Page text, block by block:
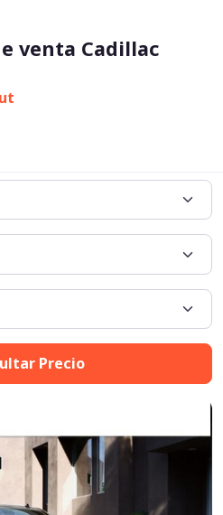
venta Cadillac
Precio